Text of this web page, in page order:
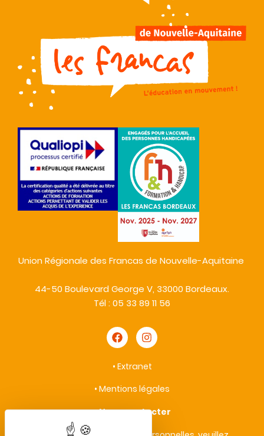
Union Régionale des Francas de Nouvelle-Aquitaine
44-50 Boulevard George V, 33000 Bordeaux.
Tél : 05 33 89 11 56
• Extranet
• Mentions légales
•Nous contacter